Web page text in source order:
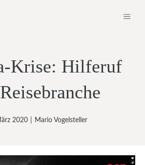
Krise: Hilferuf
2020 Mario Vogelsteller